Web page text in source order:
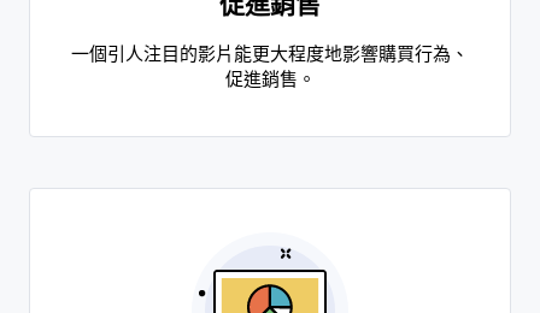
一個引人注目的影片能更大程度地影響購買行為、
促進銷售。